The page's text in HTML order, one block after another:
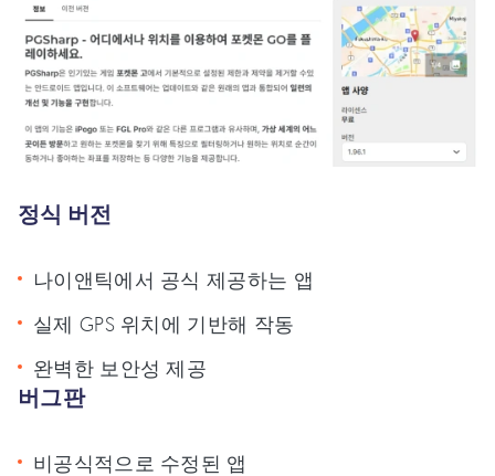
정식 버전
나이앤틱에서 공식 제공하는 앱
실제 GPS 위치에 기반해 작동
완벽한 보안성 제공
버그판
비공식적으로 수정된 앱